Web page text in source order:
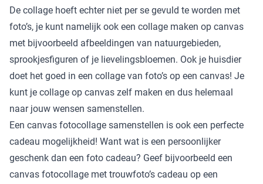
De collage hoeft echter niet per se gevuld te worden met
foto’s, je kunt namelijk ook een collage maken op canvas
met bijvoorbeeld afbeeldingen van natuurgebieden,
sprookjesfiguren of je lievelingsbloemen. Ook je huisdier
doet het goed in een collage van foto’s op een canvas! Je
kunt je collage op canvas zelf maken en dus helemaal
naar jouw wensen samenstellen.
Een canvas fotocollage samenstellen is ook een perfecte
cadeau mogelijkheid! Want wat is een persoonlijker
geschenk dan een foto cadeau? Geef bijvoorbeeld een
canvas fotocollage met trouwfoto’s cadeau op een